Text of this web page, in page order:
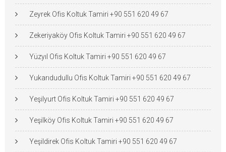
Zeyrek Ofis Koltuk Tamiri +90 551 620 49 67
Zekeriyaköy Ofis Koltuk Tamiri +90 551 620 49 67
Yüzyıl Ofis Koltuk Tamiri +90 551 620 49 67
Yukarıdudullu Ofis Koltuk Tamiri +90 551 620 49 67
Yeşilyurt Ofis Koltuk Tamiri +90 551 620 49 67
Yeşilköy Ofis Koltuk Tamiri +90 551 620 49 67
Yeşildirek Ofis Koltuk Tamiri +90 551 620 49 67